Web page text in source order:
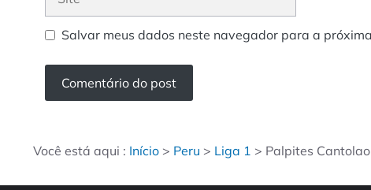
Salvar meus dados neste navegador para a
Você está aqui : Início > Peru > Liga 1 > Palpites